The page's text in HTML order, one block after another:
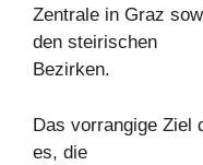
Zentrale in Graz
den steirischen
Bezirken.
Das vorrangige Ziel
es, die